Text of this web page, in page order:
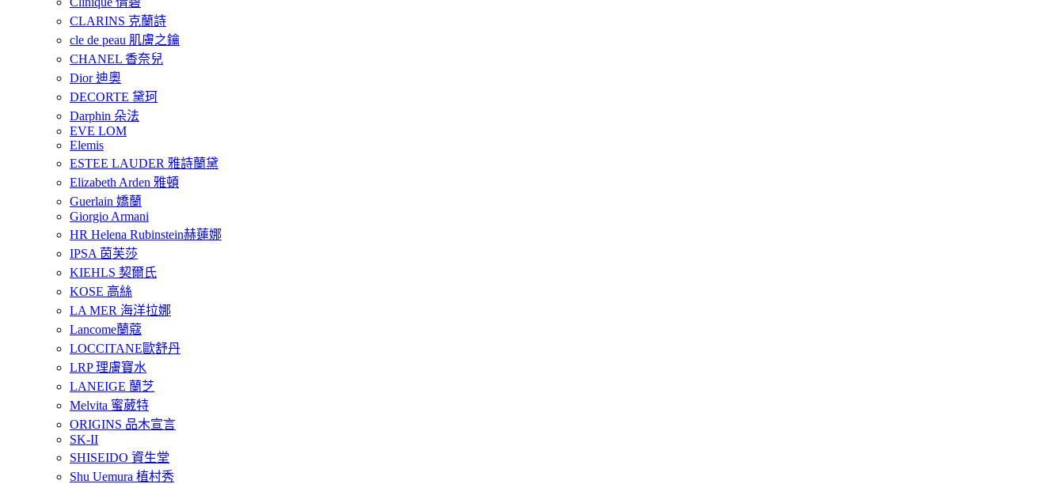
CLARINS 克蘭詩
cle de peau 肌膚之鑰
CHANEL 香奈兒
Dior 迪奧
DECORTE 黛珂
Darphin 朵法
EVE LOM
Elemis
ESTEE LAUDER 雅詩蘭黛
Elizabeth Arden 雅頓
Guerlain 嬌蘭
Giorgio Armani
HR Helena Rubinstein赫蓮娜
IPSA 茵芙莎
KIEHLS 契爾氏
KOSE 高絲
LA MER 海洋拉娜
Lancome蘭蔻
LOCCITANE歐舒丹
LRP 理膚寶水
LANEIGE 蘭芝
Melvita 蜜葳特
ORIGINS 品木宣言
SK-II
SHISEIDO 資生堂
Shu Uemura 植村秀